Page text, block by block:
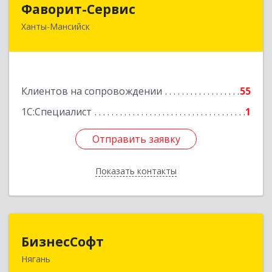
Фаворит-Сервис
Ханты-Мансийск
Клиентов на сопровождении
55
1С:Специалист
1
Отправить заявку
Показать контакты
628011, Ханты-Мансийский Автономный округ
Подробнее
Отправить заявку
Назад
БизнесСофт
Нягань
628181, Ханты-Мансийский Автономный округ